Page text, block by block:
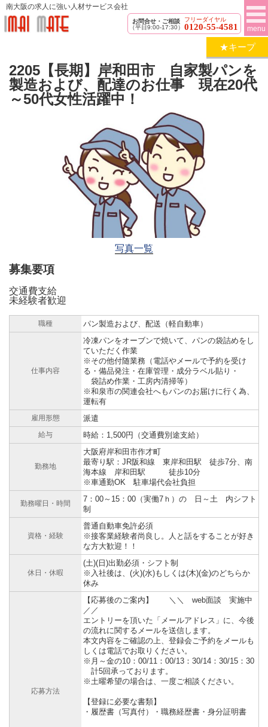
南大阪の求人に強い人材サービス会社
お問合せ・ご相談
（平日9:00-17:30）
フリーダイヤル
0120-55-4581 menu
★キープ
2205【長期】岸和田市 自家製パンを
製造および、配達のお仕事 現在20代
～50代女性活躍中！
写真一覧
募集要項
交通費支給
未経験者歓迎
職種 パン製造および、配送（軽自動車）
仕事内容
冷凍パンをオーブンで焼いて、パンの袋詰めをし
ていただく作業
※その他付随業務（電話やメールで予約を受け
る・備品発注・在庫管理・成分ラベル貼り・
袋詰め作業・工房内清掃等）
※和泉市の関連会社へもパンのお届けに行く為、
運転有
雇用形態 派遣
給与 時給：1,500円（交通費別途支給）
勤務地
大阪府岸和田市作才町
最寄り駅：JR阪和線 東岸和田駅 徒歩7分、南
海本線 岸和田駅 徒歩10分
※車通勤OK 駐車場代会社負担
勤務曜日・時間
7：00～15：00（実働7ｈ）の 日～土 内シフト
制
資格・経験
普通自動車免許必須
※接客業経験者尚良し。人と話をすることが好き
な方大歓迎！！
休日・休暇
(土)(日)出勤必須・シフト制
※入社後は、(火)(水)もしくは(木)(金)のどちらか
休み
応募方法
【応募後のご案内】 ＼＼ web面談 実施中
／／
エントリーを頂いた「メールアドレス」に、今後
の流れに関するメールを送信します。
本文内容をご確認の上、登録会ご予約をメールも
しくは電話でお取りください。
※月～金の10：00/11：00/13：30/14：30/15：30
計5回承っております。
※土曜希望の場合は、一度ご相談ください。
【登録に必要な書類】
・履歴書（写真付）・職務経歴書・身分証明書